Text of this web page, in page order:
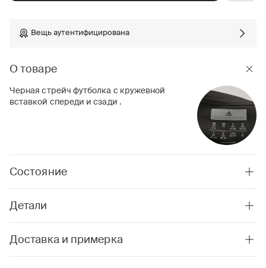
Вещь аутентифицирована
О товаре
Черная стрейч футболка с кружевной
вставкой спереди и сзади .
Состояние
Детали
Доставка и примерка